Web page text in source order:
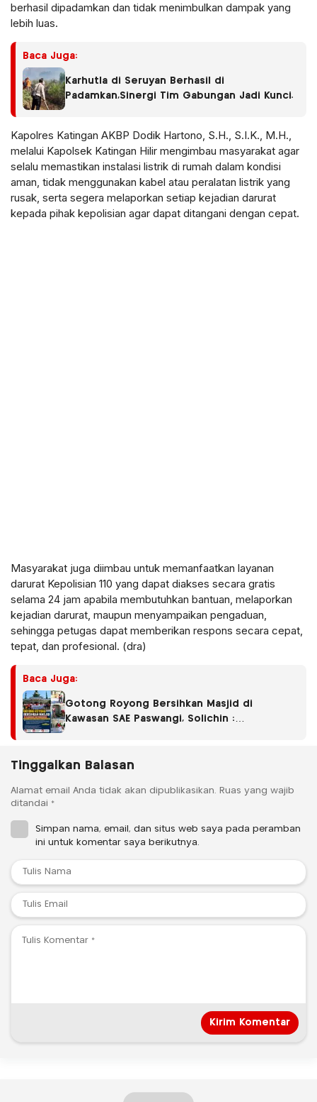
berhasil dipadamkan dan tidak menimbulkan dampak yang
lebih luas.
Baca Juga:
Karhutla di Seruyan Berhasil di
Padamkan,Sinergi Tim Gabungan Jadi Kunci.
Kapolres Katingan AKBP Dodik Hartono, S.H., S.I.K., M.H.,
melalui Kapolsek Katingan Hilir mengimbau masyarakat agar
selalu memastikan instalasi listrik di rumah dalam kondisi
aman, tidak menggunakan kabel atau peralatan listrik yang
rusak, serta segera melaporkan setiap kejadian darurat
kepada pihak kepolisian agar dapat ditangani dengan cepat.
Masyarakat juga diimbau untuk memanfaatkan layanan
darurat Kepolisian 110 yang dapat diakses secara gratis
selama 24 jam apabila membutuhkan bantuan, melaporkan
kejadian darurat, maupun menyampaikan pengaduan,
sehingga petugas dapat memberikan respons secara cepat,
tepat, dan profesional. (dra)
Baca Juga:
Gotong Royong Bersihkan Masjid di
Kawasan SAE Paswangi, Solichin :
Tinggalkan Balasan
Alamat email Anda tidak akan dipublikasikan.
Ruas yang wajib
ditandai *
Simpan nama, email, dan situs web saya pada peramban
ini untuk komentar saya berikutnya.